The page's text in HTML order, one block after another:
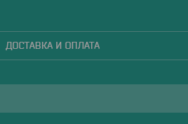
ДОСТАВКА И ОПЛАТА